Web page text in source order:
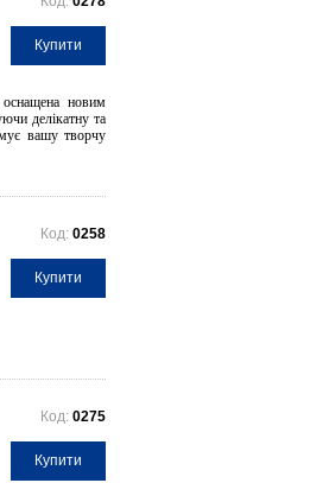
Купити
новим
делікатну та
вашу творчу
Код: 0258
Купити
Код: 0275
Купити